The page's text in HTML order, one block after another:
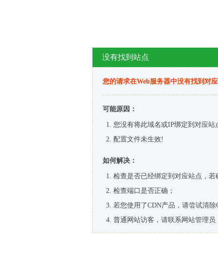
没有找到站点
您的请求在Web服务器中没有找到对
可能原因：
您没有将此域名或IP绑定到对应站
配置文件未生效!
如何解决：
检查是否已经绑定到对应站点，
检查端口是否正确；
若您使用了CDN产品，请尝试清除
普通网站访客，请联系网站管理员